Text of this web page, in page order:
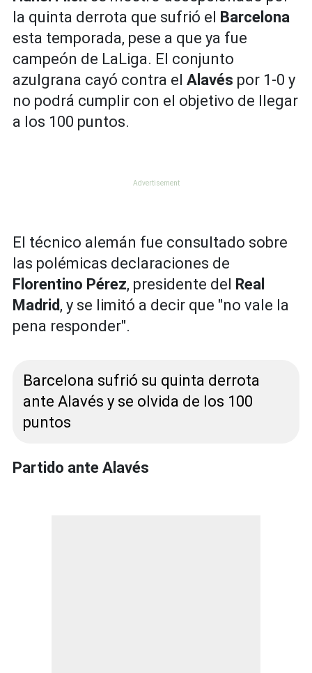
la quinta derrota que sufrió el
Barcelona
esta temporada, pese a que ya fue
campeón de LaLiga. El conjunto
azulgrana cayó contra el Alavés por 1-0 y
no podrá cumplir con el objetivo de llegar
a los 100 puntos.
El técnico alemán fue consultado sobre
las polémicas declaraciones de
Florentino Pérez, presidente del
Real
Madrid, y se limitó a decir que "no vale la
pena responder".
Barcelona sufrió su quinta derrota
ante Alavés y se olvida de los 100
puntos
Partido ante Alavés